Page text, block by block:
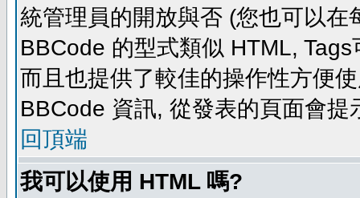
統管理員的開放與否 (您也可以
BBCode 的型式類似 HTML,
而且也提供了較佳的操作性方便
BBCode 資訊, 從發表的頁面會提
回頂端
我可以使用 HTML 嗎?